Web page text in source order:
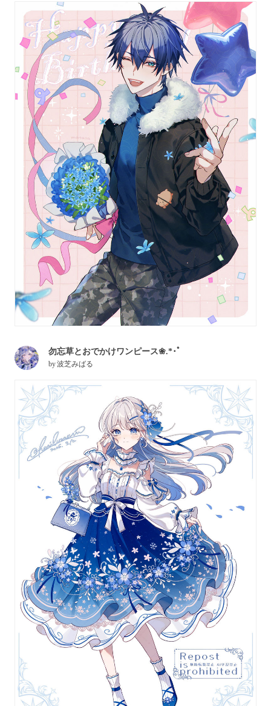
勿忘草とおでかけワンピース❀.*･ﾟ
by波芝みばる